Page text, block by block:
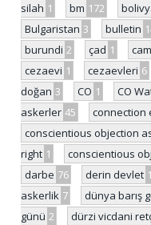
silah 1 bm 172
Bulgaristan 3 bulletin
burundi 2 çad 1
cezaevi 1 cezaevleri 6
doğan 3 CO 1 CO
askerler 45 connection
conscientious objection
right 1 conscientious
darbe 76 derin devlet
askerlik 7 dünya barış
günü 2 dürzi vicdani